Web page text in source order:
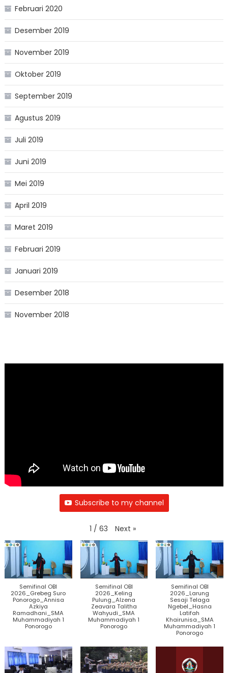
Februari 2020
Desember 2019
November 2019
Oktober 2019
September 2019
Agustus 2019
Juli 2019
Juni 2019
Mei 2019
April 2019
Maret 2019
Februari 2019
Januari 2019
Desember 2018
November 2018
Subscribe to my channel
1 / 63 Next »
Semifinal OBI
2026_Grebeg Suro
Ponorogo_Annisa
Azkiya
Ramadhani_SMA
Muhammadiyah 1
Ponorogo
Semifinal OBI
2026_Keling
Pulung_Alzena
Zeavara Talitha
Wahyudi_SMA
Muhammadiyah 1
Ponorogo
Semifinal OBI
2026_Larung
Sesaji Telaga
Ngebel_Hasna
Latifah
Khairunisa_SMA
Muhammadiyah 1
Ponorogo